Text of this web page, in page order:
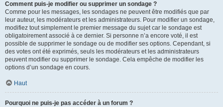
Comment puis-je modifier ou supprimer un sondage ?
Comme pour les messages, les sondages ne peuvent être modifiés que par
leur auteur, les modérateurs et les administrateurs. Pour modifier un sondage,
modifiez tout simplement le premier message du sujet car le sondage est
obligatoirement associé à ce dernier. Si personne n’a encore voté, il est
possible de supprimer le sondage ou de modifier ses options. Cependant, si
des votes ont été exprimés, seuls les modérateurs et les administrateurs
peuvent modifier ou supprimer le sondage. Cela empêche de modifier les
options d’un sondage en cours.
Haut
Pourquoi ne puis-je pas accéder à un forum ?